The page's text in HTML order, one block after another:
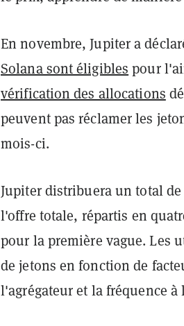
En novembre, Jupiter a
Solana sont éligibles pour
vérification des allocations
peuvent pas réclamer les
mois-ci.
Jupiter distribuera un total
l'offre totale, répartis en
pour la première vague. Les
de jetons en fonction de
l'agrégateur et la fréquence